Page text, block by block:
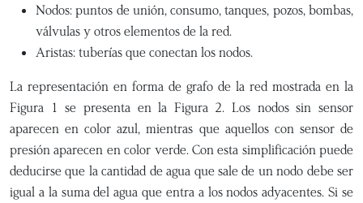
Nodos: puntos de unión, consumo, tanques, pozos, bombas,
válvulas y otros elementos de la red.
Aristas: tuberías que conectan los nodos.
La representación en forma de grafo de la red mostrada en la
Figura 1 se presenta en la Figura 2. Los nodos sin sensor
aparecen en color azul, mientras que aquellos con sensor de
presión aparecen en color verde. Con esta simplificación puede
deducirse que la cantidad de agua que sale de un nodo debe ser
igual a la suma del agua que entra a los nodos adyacentes. Si se